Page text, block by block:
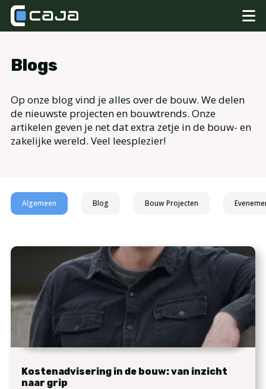
Blogs
Op onze blog vind je alles over de bouw. We delen
de nieuwste projecten en bouwtrends. Onze
artikelen geven je net dat extra zetje in de bouw- en
zakelijke wereld. Veel leesplezier!
Algemeen Blog Bouw Projecten
Kostenadvisering in de bouw: van inzicht
naar grip